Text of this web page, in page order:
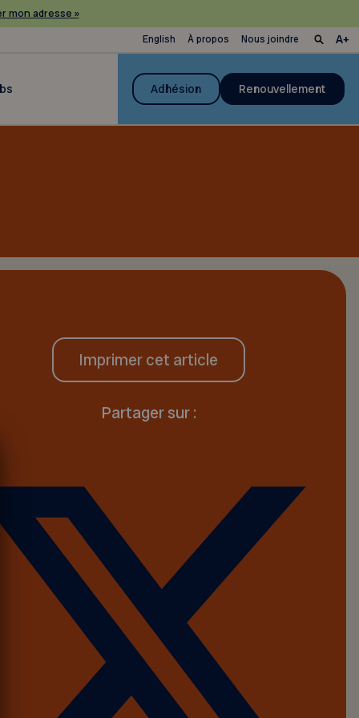
mon adresse »
English À propos Nous joindre
Adhésion Renouvellement
Imprimer cet article
Partager sur :